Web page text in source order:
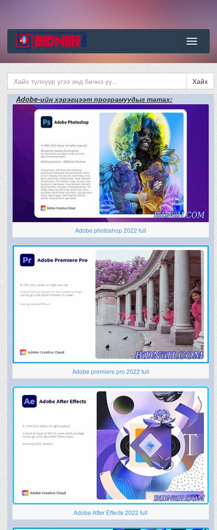
Цэс
Хайх
Adobe-ийн хэрэгцээт програмуудыг татах:
Adobe photoshop 2022 full
Adobe premiere pro 2022 full
Adobe After Effects 2022 full